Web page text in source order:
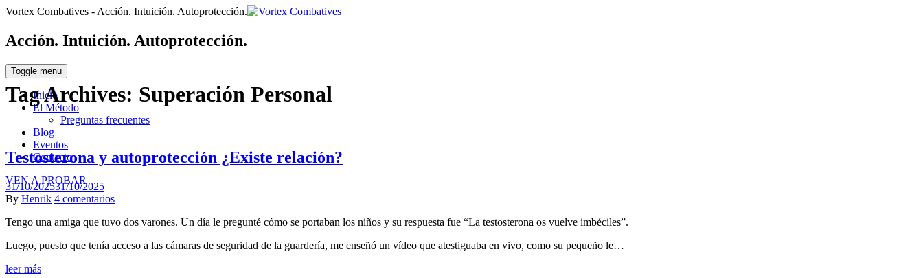
Vortex Combatives - Acción. Intuición. Autoprotección.
Acción. Intuición. Autoprotección.
Toggle menu
Inicio
El Método
Preguntas frecuentes
Blog
Eventos
Contacto
VEN A PROBAR
Tag Archives: Superación Personal
Testosterona y autoprotección ¿Existe relación?
Posted
on
31/10/202531/10/2025
Author
By Henrik 4 comentariosen
y
¿Existe
Tengo una amiga que tuvo dos varones. Un día le pregunté cómo se portaban los niños y su respuesta fue “La testosterona os vuelve imbéciles”.
Luego, puesto que tenía acceso a las cámaras de seguridad de la guardería, me enseñó un vídeo que atestiguaba en vivo, como su pequeño le…
leer más